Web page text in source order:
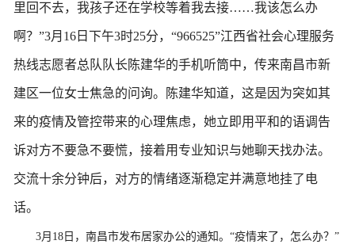
里回不去，我孩子还在学校等着我去接……我该怎么办
啊？”3月16日下午3时25分，“966525”江西省社会心理服务
热线志愿者总队队长陈建华的手机听筒中，传来南昌市新
建区一位女士焦急的问询。陈建华知道，这是因为突如其
来的疫情及管控带来的心理焦虑，她立即用平和的语调告
诉对方不要急不要慌，接着用专业知识与她聊天找办法。
交流十余分钟后，对方的情绪逐渐稳定并满意地挂了电
话。
3月18日，南昌市发布居家办公的通知。“疫情来了，怎么办？”